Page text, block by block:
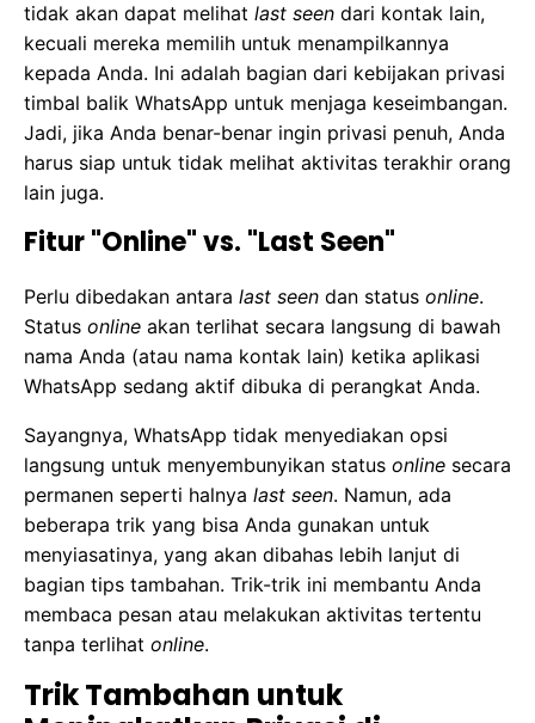
tidak akan dapat melihat last seen dari kontak lain,
kecuali mereka memilih untuk menampilkannya
kepada Anda. Ini adalah bagian dari kebijakan privasi
timbal balik WhatsApp untuk menjaga keseimbangan.
Jadi, jika Anda benar-benar ingin privasi penuh, Anda
harus siap untuk tidak melihat aktivitas terakhir orang
lain juga.
Fitur "Online" vs. "Last Seen"
Perlu dibedakan antara last seen dan status online.
Status online akan terlihat secara langsung di bawah
nama Anda (atau nama kontak lain) ketika aplikasi
WhatsApp sedang aktif dibuka di perangkat Anda.
Sayangnya, WhatsApp tidak menyediakan opsi
langsung untuk menyembunyikan status online secara
permanen seperti halnya last seen. Namun, ada
beberapa trik yang bisa Anda gunakan untuk
menyiasatinya, yang akan dibahas lebih lanjut di
bagian tips tambahan. Trik-trik ini membantu Anda
membaca pesan atau melakukan aktivitas tertentu
tanpa terlihat online.
Trik Tambahan untuk